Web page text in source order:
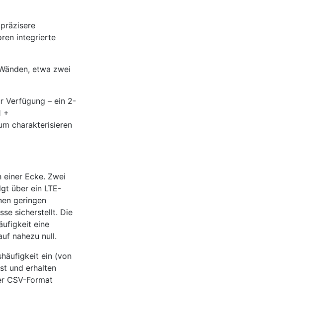
integrierte
etwa zwei
Verfügung – ein 2-
+
charakterisieren
Ecke. Zwei
über ein LTE-
geringen
sicherstellt. Die
eine
nahezu null.
ein (von
und erhalten
CSV-Format